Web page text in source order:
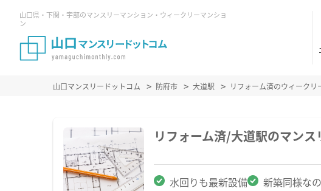
山口県・下関・宇部のマンスリーマンション・ウィークリーマンショ
ン
山口マンスリードットコム 防府市 大道駅 リフォーム済のウィーク
リフォーム済/大道駅のマン
水回りも最新設備 新築同様な